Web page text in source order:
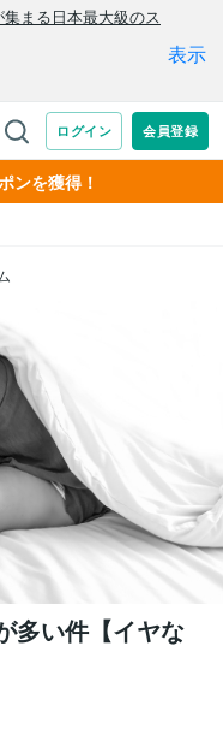
ンを獲得！
多い件【イヤな